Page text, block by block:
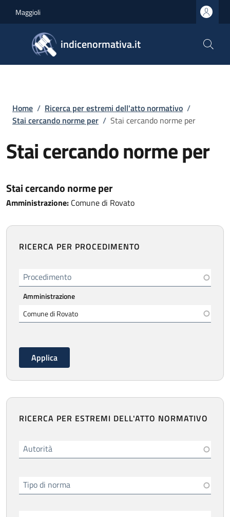
Maggioli
indicenormativa.it
Briciole di pane
Home / Ricerca per estremi dell'atto normativo /
Stai cercando norme per / Stai cercando norme per
Stai cercando norme per
Stai cercando norme per
Amministrazione: Comune di Rovato
RICERCA PER PROCEDIMENTO
Procedimento
Amministrazione
RICERCA PER ESTREMI DELL'ATTO NORMATIVO
Autorità
Tipo di norma